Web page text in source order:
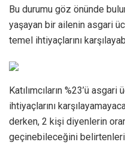
Bu durumu göz önünde
yaşayan bir ailenin asgari
temel ihtiyaçlarını
Katılımcıların %23’ü
ihtiyaçlarını
derken, 2 kişi diyenlerin
geçinebileceğini